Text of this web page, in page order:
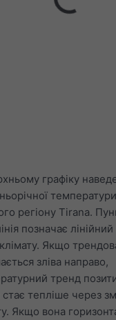
графіку
регіону Tirana.
позначає
Якщо
зліва направо,
тренд
тепліше через
Якщо вона